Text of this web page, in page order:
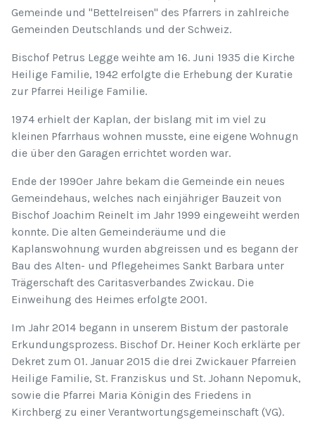
Gemeinde und "Bettelreisen" des Pfarrers in zahlreiche
Gemeinden Deutschlands und der Schweiz.
Bischof Petrus Legge weihte am 16. Juni 1935 die Kirche
Heilige Familie, 1942 erfolgte die Erhebung der Kuratie
zur Pfarrei Heilige Familie.
1974 erhielt der Kaplan, der bislang mit im viel zu
kleinen Pfarrhaus wohnen musste, eine eigene Wohnugn
die über den Garagen errichtet worden war.
Ende der 1990er Jahre bekam die Gemeinde ein neues
Gemeindehaus, welches nach einjähriger Bauzeit von
Bischof Joachim Reinelt im Jahr 1999 eingeweiht werden
konnte. Die alten Gemeinderäume und die
Kaplanswohnung wurden abgreissen und es begann der
Bau des Alten- und Pflegeheimes Sankt Barbara unter
Trägerschaft des Caritasverbandes Zwickau. Die
Einweihung des Heimes erfolgte 2001.
Im Jahr 2014 begann in unserem Bistum der pastorale
Erkundungsprozess. Bischof Dr. Heiner Koch erklärte per
Dekret zum 01. Januar 2015 die drei Zwickauer Pfarreien
Heilige Familie, St. Franziskus und St. Johann Nepomuk,
sowie die Pfarrei Maria Königin des Friedens in
Kirchberg zu einer Verantwortungsgemeinschaft (VG).